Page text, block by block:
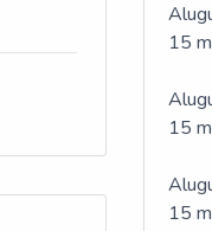
15
15
15